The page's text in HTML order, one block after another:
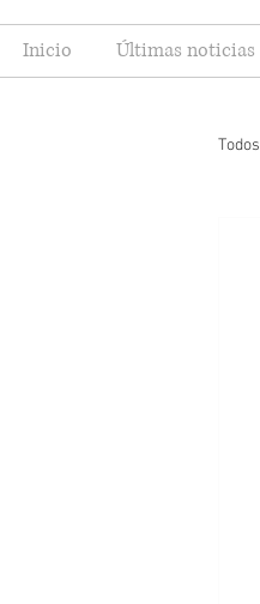
Inicio Últimas noticias
Todos